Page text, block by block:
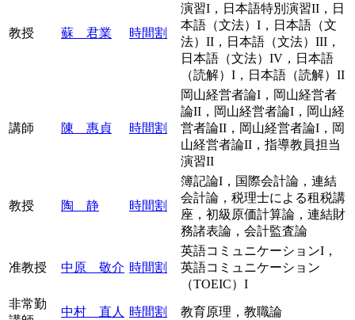
教授 蘇 君業 時間割
演習I，日本語特別演習II，日
本語（文法）I，日本語（文
法）II，日本語（文法）III，
日本語（文法）IV，日本語
（読解）I，日本語（読解）II
講師 陳 惠貞 時間割
岡山経営者論I，岡山経営者
論II，岡山経営者論I，岡山経
営者論II，岡山経営者論I，岡
山経営者論II，指導教員担当
演習II
教授 陶 静 時間割
簿記論I，国際会計論，連結
会計論，税理士による租税講
座，初級原価計算論，連結財
務諸表論，会計監査論
准教授 中原 敬介 時間割
英語コミュニケーションI，
英語コミュニケーション
（TOEIC）I
非常勤
中村 直人 時間割 教育原理，教職論